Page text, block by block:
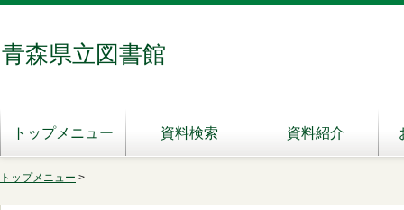
青森県立図書館
トップメニュー 資料検索 資料紹介
トップメニュー >